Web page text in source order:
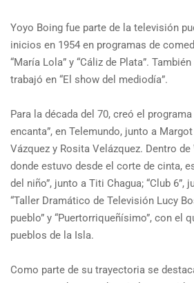
Yoyo Boing fue parte de la televisión
inicios en 1954 en programas de
“María Lola” y “Cáliz de Plata”.
trabajó en “El show del mediodía”.
Para la década del 70, creó el
encanta”, en Telemundo, junto a
Vázquez y Rosita Velázquez. Dentro de
donde estuvo desde el corte de cinta,
del niño”, junto a Titi Chagua; “Club 6”,
“Taller Dramático de Televisión Lucy
pueblo” y “Puertorriqueñísimo”, con el
pueblos de la Isla.
Como parte de su trayectoria se